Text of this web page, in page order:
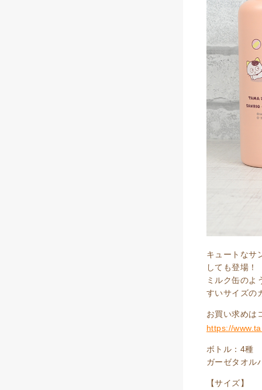
キュートなサ
しても登場！
ミルク缶のよ
すいサイズの
お買い求めは
https://
ボトル：4種
ガーゼタオル
【サイズ】